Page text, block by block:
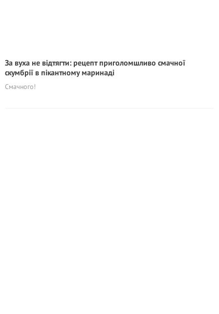
За вуха не відтягти: рецепт приголомшливо смачної
скумбрії в пікантному маринаді
Смачного!